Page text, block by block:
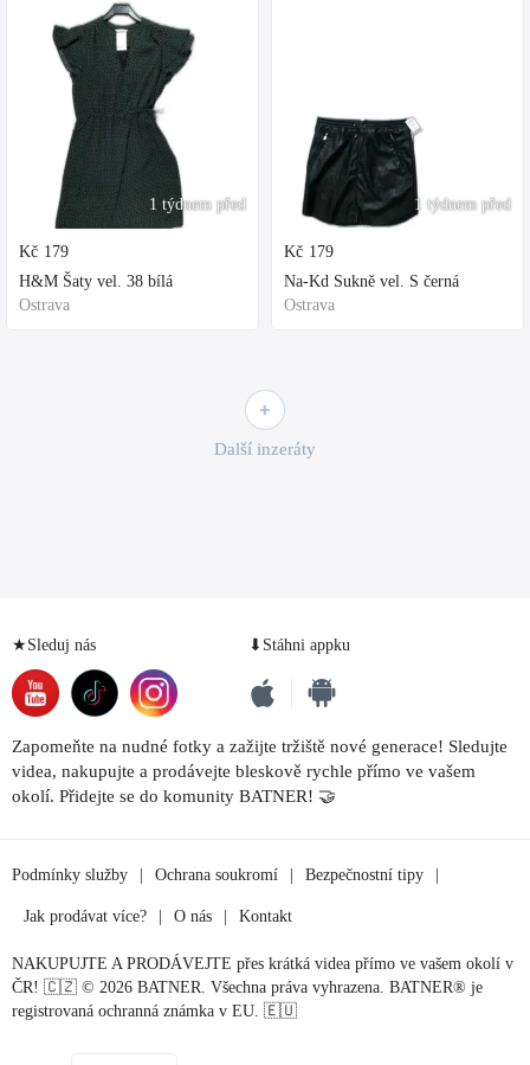
1 týdnem před
Kč 179
H&M Šaty vel. 38 bílá
Ostrava
1 týdnem před
Kč 179
Na-Kd Sukně vel. S černá
Ostrava
Další inzeráty
★Sleduj nás ⬇Stáhni appku
Zapomeňte na nudné fotky a zažijte tržiště nové generace! Sledujte
videa, nakupujte a prodávejte bleskově rychle přímo ve vašem
okolí. Přidejte se do komunity BATNER! 🤝
Podmínky služby Ochrana soukromí Bezpečnostní tipy
Jak prodávat více? O nás Kontakt
NAKUPUJTE A PRODÁVEJTE přes krátká videa přímo ve vašem okolí v
ČR! 🇨🇿 © 2026 BATNER. Všechna práva vyhrazena. BATNER® je
registrovaná ochranná známka v EU. 🇪🇺